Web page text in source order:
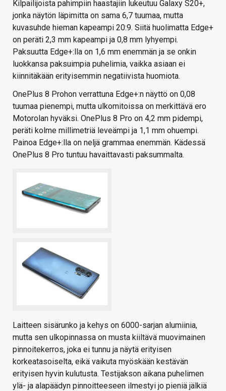
Kilpailijoista pahimpiin haastajiin lukeutuu Galaxy S20+,
jonka näytön läpimitta on sama 6,7 tuumaa, mutta
kuvasuhde hieman kapeampi 20:9. Siitä huolimatta Edge+
on peräti 2,3 mm kapeampi ja 0,8 mm lyhyempi.
Paksuutta Edge+:lla on 1,6 mm enemmän ja se onkin
luokkansa paksuimpia puhelimia, vaikka asiaan ei
kiinnitäkään erityisemmin negatiivista huomiota.
OnePlus 8 Prohon verrattuna Edge+:n näyttö on 0,08
tuumaa pienempi, mutta ulkomitoissa on merkittävä ero
Motorolan hyväksi. OnePlus 8 Pro on 4,2 mm pidempi,
peräti kolme millimetriä leveämpi ja 1,1 mm ohuempi.
Painoa Edge+:lla on neljä grammaa enemmän. Kädessä
OnePlus 8 Pro tuntuu havaittavasti paksummalta.
Laitteen sisärunko ja kehys on 6000-sarjan alumiinia,
mutta sen ulkopinnassa on musta kiiltävä muovimainen
pinnoitekerros, joka ei tunnu ja näytä erityisen
korkeatasoiselta, eikä vaikuta myöskään kestävän
erityisen hyvin kulutusta. Testijakson aikana puhelimen
ylä- ja alapäädyn pinnoitteeseen ilmestyi jo pieniä jälkiä